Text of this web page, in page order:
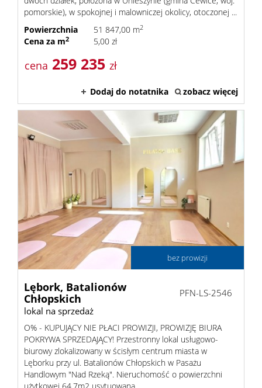
pomorskie), w spokojnej i malowniczej okolicy, otoczonej ...
Powierzchnia
51 847,00 m2
Cena za m2 5,00 zł
cena 259 235 zł
Dodaj do notatnika zobacz więcej
bez prowizji
Lębork, Batalionów
Chłopskich
lokal na sprzedaż
PFN-LS-2546
O% - KUPUJĄCY NIE PŁACI PROWIZJI, PROWIZJĘ BIURA
POKRYWA SPRZEDAJĄCY! Przestronny lokal usługowo-
biurowy zlokalizowany w ścisłym centrum miasta w
Lęborku przy ul. Batalionów Chłopskich w Pasażu
Handlowym "Nad Rzeką". Nieruchomość o powierzchni